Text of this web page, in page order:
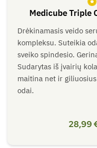
Medicube Triple
Drėkinamasis veido
kompleksu. Suteikia
sveiko spindesio.
Sudarytas iš įvairių
maitina net ir
odai.
28,99